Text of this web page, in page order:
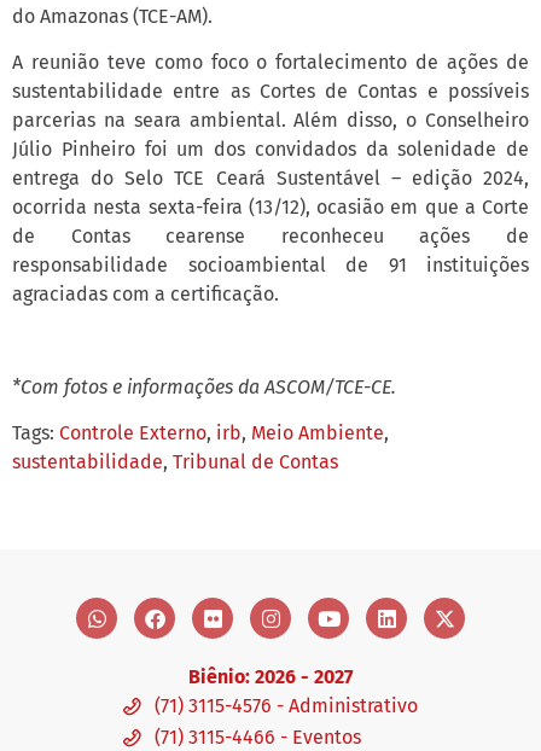
do Amazonas (TCE-AM).
A reunião teve como foco o fortalecimento de ações de
sustentabilidade entre as Cortes de Contas e possíveis
parcerias na seara ambiental. Além disso, o Conselheiro
Júlio Pinheiro foi um dos convidados da solenidade de
entrega do Selo TCE Ceará Sustentável – edição 2024,
ocorrida nesta sexta-feira (13/12), ocasião em que a Corte
de Contas cearense reconheceu ações de
responsabilidade socioambiental de 91 instituições
agraciadas com a certificação.
*Com fotos e informações da ASCOM/TCE-CE.
Tags: Controle Externo, irb, Meio Ambiente,
sustentabilidade, Tribunal de Contas
Biênio: 2026 - 2027
(71) 3115-4576 - Administrativo
(71) 3115-4466 - Eventos